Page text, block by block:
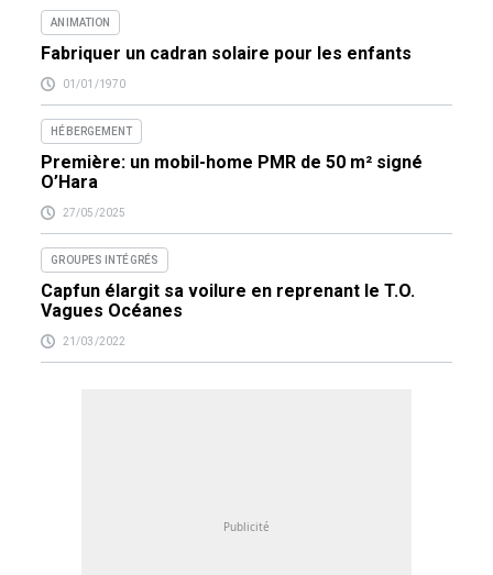
ANIMATION
Fabriquer un cadran solaire pour les enfants
01/01/1970
HÉBERGEMENT
Première: un mobil-home PMR de 50 m² signé
O’Hara
27/05/2025
GROUPES INTÉGRÉS
Capfun élargit sa voilure en reprenant le T.O.
Vagues Océanes
21/03/2022